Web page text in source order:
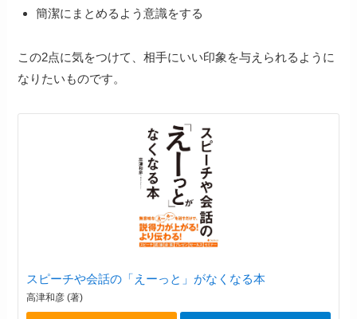
簡潔にまとめるよう意識をする
この2点に気をつけて、相手にいい印象を与えられるように
なりたいものです。
スピーチや会話の「えーっと」がなくなる本
高津和彦 (著)